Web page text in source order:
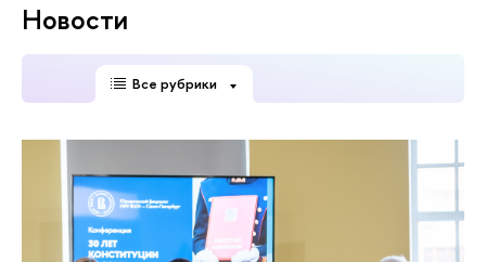
Новости
Все рубрики